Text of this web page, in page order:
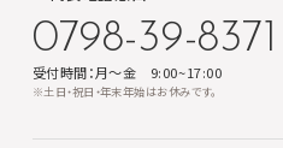
0798-39-8371
受付時間：月～金 9:00~17:00
※土日・祝日・年末年始はお休みです。